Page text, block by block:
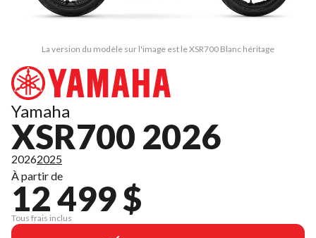
La version du modèle sur l'image est le XSR700 Blanc héritage
Yamaha
XSR700 2026
20262025
À partir de
12 499 $
Tous frais inclus